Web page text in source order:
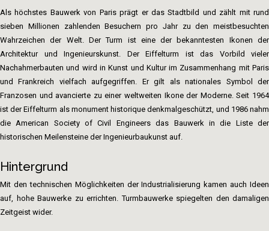
Als höchstes Bauwerk von Paris prägt er das Stadtbild und zählt mit rund
sieben Millionen zahlenden Besuchern pro Jahr zu den meistbesuchten
Wahrzeichen der Welt. Der Turm ist eine der bekanntesten Ikonen der
Architektur und Ingenieurskunst. Der Eiffelturm ist das Vorbild vieler
Nachahmerbauten und wird in Kunst und Kultur im Zusammenhang mit Paris
und Frankreich vielfach aufgegriffen. Er gilt als nationales Symbol der
Franzosen und avancierte zu einer weltweiten Ikone der Moderne. Seit 1964
ist der Eiffelturm als monument historique denkmalgeschützt, und 1986 nahm
die American Society of Civil Engineers das Bauwerk in die Liste der
historischen Meilensteine der Ingenieurbaukunst auf.
Hintergrund
Mit den technischen Möglichkeiten der Industrialisierung kamen auch Ideen
auf, hohe Bauwerke zu errichten. Turmbauwerke spiegelten den damaligen
Zeitgeist wider.